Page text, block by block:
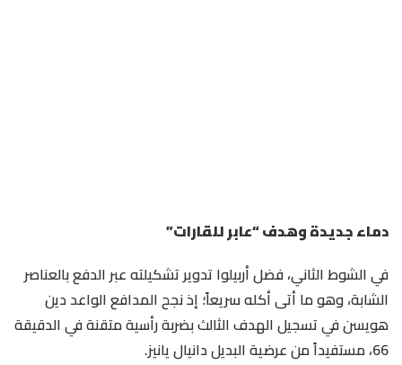
دماء جديدة وهدف “عابر للقارات”
​في الشوط الثاني، فضل أربيلوا تدوير تشكيلته عبر الدفع بالعناصر
الشابة، وهو ما أتى أكله سريعاً؛ إذ نجح المدافع الواعد دين
هويسن في تسجيل الهدف الثالث بضربة رأسية متقنة في الدقيقة
66، مستفيداً من عرضية البديل دانيال يانيز.